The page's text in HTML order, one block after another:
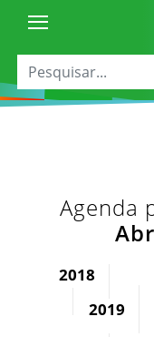
Agenda
2018
2019